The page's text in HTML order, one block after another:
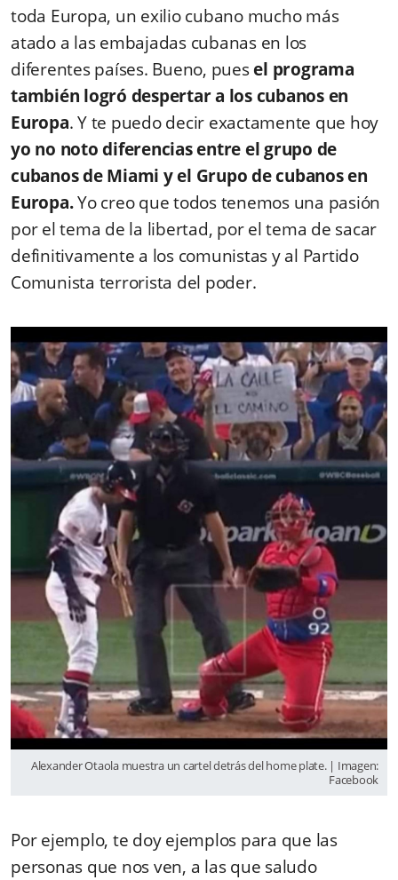
toda Europa, un exilio cubano mucho más
atado a las embajadas cubanas en los
diferentes países. Bueno, puesel programa
también logró despertar a los cubanos en
Europa. Y te puedo decir exactamente que hoy
yo no noto diferencias entre el grupo de
cubanos de Miami y el Grupo de cubanos en
Europa.Yo creo que todos tenemos una pasión
por el tema de la libertad, por el tema de sacar
definitivamente a los comunistas y al Partido
Comunista terrorista del poder.
Alexander Otaola muestra un cartel detrás del home plate. | Imagen:
Facebook
Por ejemplo, te doy ejemplos para que las
personas que nos ven, a las que saludo